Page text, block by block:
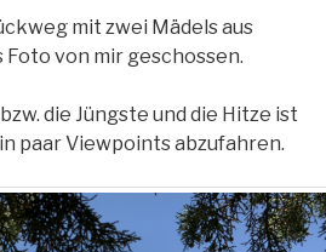
mit zwei Mädels aus
Foto von mir geschossen.
die Jüngste und die Hitze ist
paar Viewpoints abzufahren.